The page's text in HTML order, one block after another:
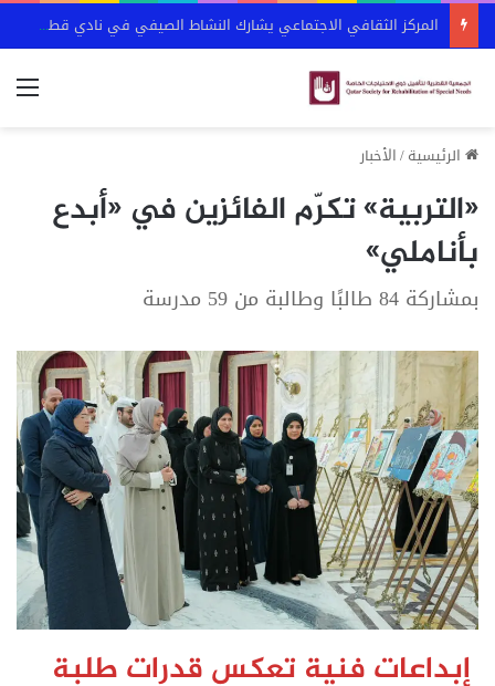
المركز الثقافي الاجتماعي يشارك النشاط الصيفي في نادي قطر الرياضي
الرئيسية/الأخبار
«التربية» تكرّم الفائزين في «أبدع
بأناملي»
بمشاركة 84 طالبًا وطالبة من 59 مدرسة
إبداعات فنية تعكس قدرات طلبة